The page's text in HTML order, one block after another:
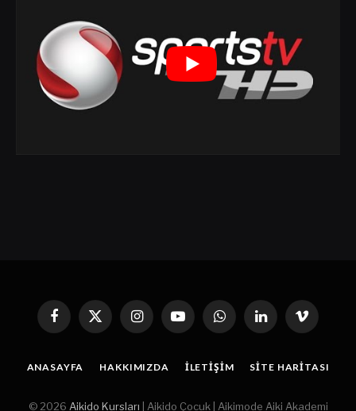
Facebook
X
InstagramYouTubeWhatsAppLinkedin'deVimeo
ANASAYFA HAKKIMIZDA İLETIŞIM SITE HARITASI
© 2026 Aikido Kursları | Aikido Çocuk | Aikimode Aiki Akademi